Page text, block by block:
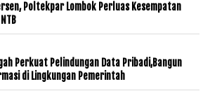
Poltekpar Lombok Perluas Kesempatan
Perkuat Pelindungan Data Pribadi,Bangun
di Lingkungan Pemerintah